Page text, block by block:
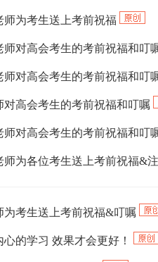
师为考生送上考前祝福
师对高会考生的考前祝福和叮
师对高会考生的考前祝福和叮
对高会考生的考前祝福和叮嘱
师对高会考生的考前祝福和叮
师为各位考生送上考前祝福&
为考生送上考前祝福&叮嘱
的学习 效果才会更好！